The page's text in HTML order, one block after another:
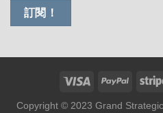
Copyright © 2023 Grand